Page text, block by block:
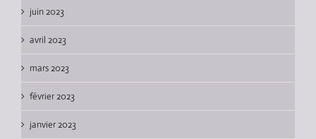
juin 2023
avril 2023
mars 2023
février 2023
janvier 2023